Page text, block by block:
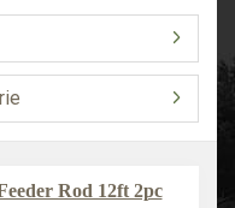
Rod 12ft 2pc